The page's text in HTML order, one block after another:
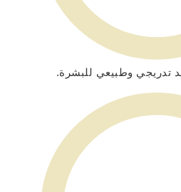
تدريجي وطبيعي للبشرة.